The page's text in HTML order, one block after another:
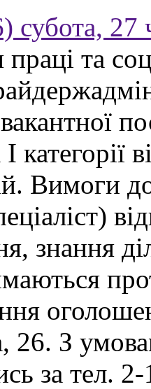
27
та
І
Вимоги
знання
26. З
за тел.